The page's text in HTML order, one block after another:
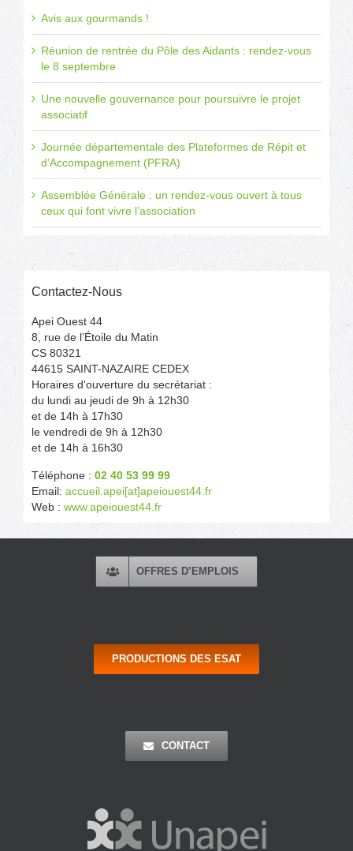
Avis aux gourmands !
Réunion de rentrée du Pôle des Aidants : rendez-vous
le 8 septembre
Une nouvelle gouvernance pour poursuivre le projet
associatif
Journée départementale des Plateformes de Répit et
d’Accompagnement (PFRA)
Assemblée Générale : un rendez-vous ouvert à tous
ceux qui font vivre l’association
Contactez-Nous
Apei Ouest 44
8, rue de l’Étoile du Matin
CS 80321
44615 SAINT-NAZAIRE CEDEX
Horaires d'ouverture du secrétariat :
du lundi au jeudi de 9h à 12h30
et de 14h à 17h30
le vendredi de 9h à 12h30
et de 14h à 16h30
Téléphone : 02 40 53 99 99
Email: accueil.apei[at]apeiouest44.fr
Web : www.apeiouest44.fr
OFFRES D’EMPLOIS
PRODUCTIONS DES ESAT
CONTACT